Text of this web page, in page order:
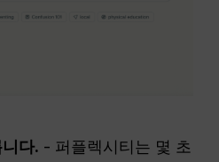
다. - 퍼플렉시티는 몇 초